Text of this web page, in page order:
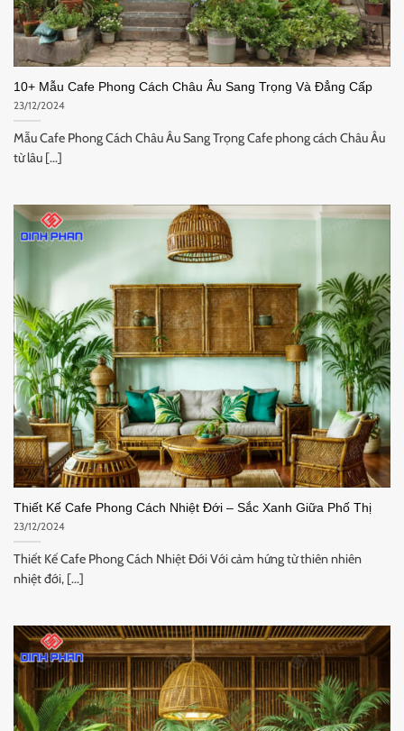
10+ Mẫu Cafe Phong Cách Châu Âu Sang Trọng Và Đẳng Cấp
23/12/2024
Mẫu Cafe Phong Cách Châu Âu Sang Trọng Cafe phong cách Châu Âu
từ lâu [...]
Thiết Kế Cafe Phong Cách Nhiệt Đới – Sắc Xanh Giữa Phố Thị
23/12/2024
Thiết Kế Cafe Phong Cách Nhiệt Đới Với cảm hứng từ thiên nhiên
nhiệt đới, [...]